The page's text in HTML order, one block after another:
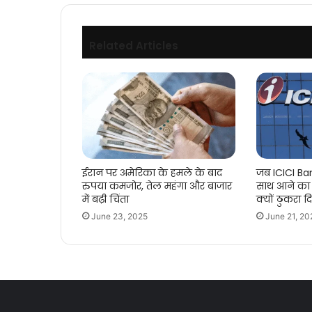
ईरान पर अमेरिका के हमले के बाद
रुपया कमजोर, तेल महंगा और बाजार
में बढ़ी चिंता
June 23, 2025
जब ICICI
साथ आने का
क्यों ठुकरा
June 21,